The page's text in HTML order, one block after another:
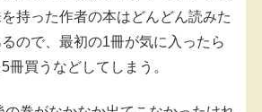
持った作者の本はどんどん読みた
ので、最初の1冊が気に入ったら
冊買うなどしてしまう。